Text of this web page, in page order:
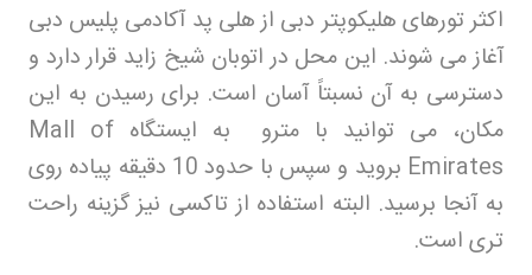
اکثر تورهای هلیکوپتر دبی از هلی‌ پد آکادمی پلیس دبی
آغاز می‌ شوند. این محل در اتوبان شیخ زاید قرار دارد و
دسترسی به آن نسبتاً آسان است. برای رسیدن به این
مکان، می‌ توانید با مترو به ایستگاه Mall of
Emirates
بروید و سپس با حدود 10 دقیقه پیاده‌ روی
به آنجا برسید. البته استفاده از تاکسی نیز گزینه راحت‌
تری است.